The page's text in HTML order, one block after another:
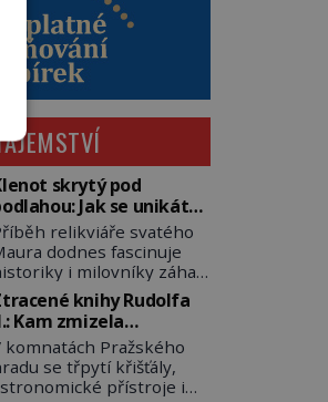
skrytý pod
Jak se unikátní
poklad dostal
zapadlého Bečova?
relikviáře svatého
dodnes fascinuje
i milovníky záhad
celém světě. Tato
zlatnická
ze 13. století je
českých korunovačních
druhým
movitým
knihy Rudolfa
Kam zmizela
knihovna
komnatách Pražského
se třpytí křišťály,
přístroje i